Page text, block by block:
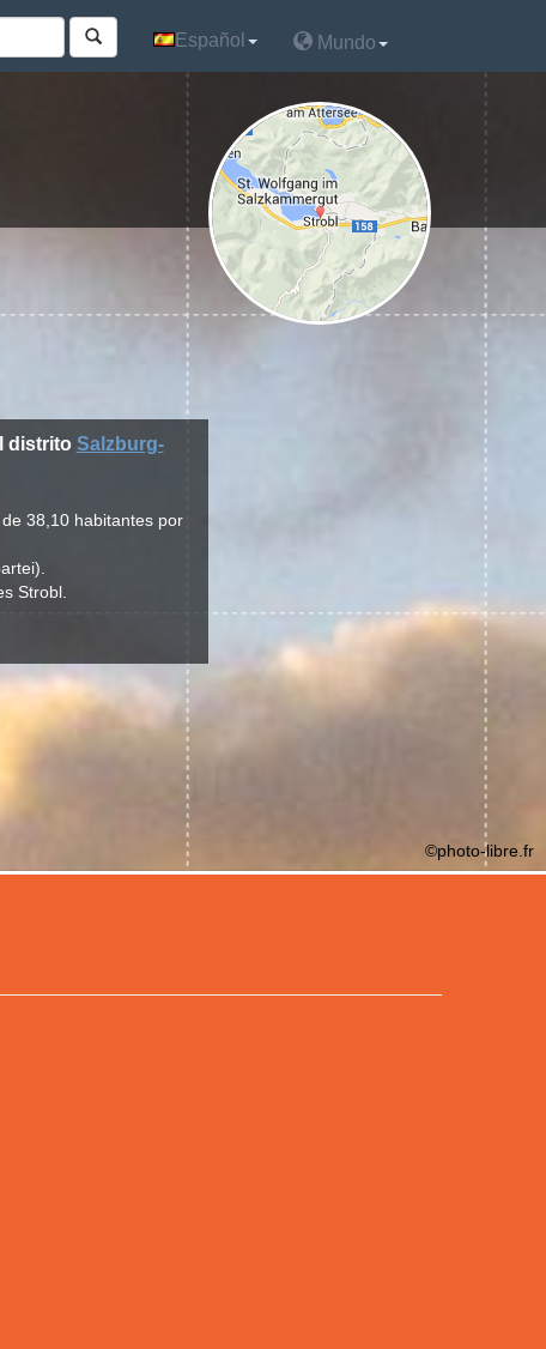
Español Mundo
distrito Salzburg-
38,10 habitantes por
Strobl.
©photo-libre.fr
Español Mundo